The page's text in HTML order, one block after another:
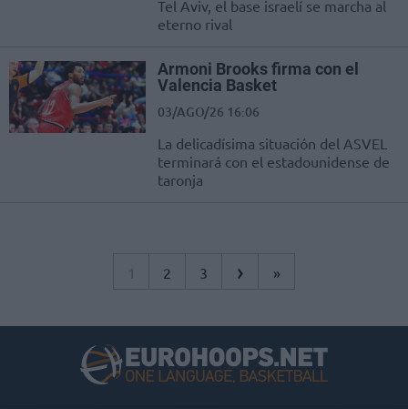
Tel Aviv, el base israelí se marcha al
eterno rival
Armoni Brooks firma con el
Valencia Basket
03/AGO/26 16:06
La delicadísima situación del ASVEL
terminará con el estadounidense de
taronja
1 2 3 › »